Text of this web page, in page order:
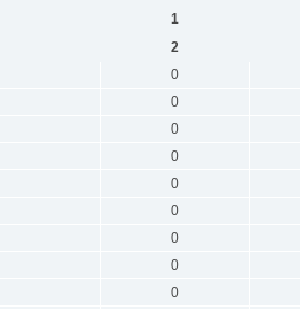
1
2
0
0
0
0
0
0
0
0
0